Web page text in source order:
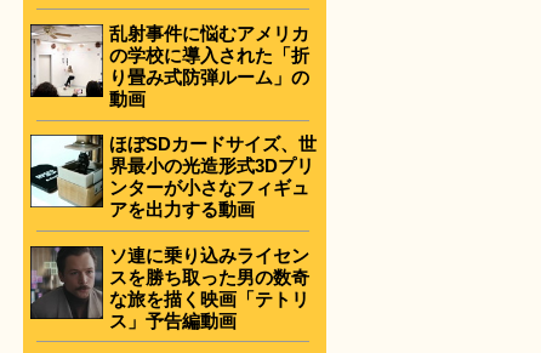
乱射事件に悩むアメリカ
の学校に導入された「折
り畳み式防弾ルーム」の
動画
ほぼSDカードサイズ、世
界最小の光造形式3Dプリ
ンターが小さなフィギュ
アを出力する動画
ソ連に乗り込みライセン
スを勝ち取った男の数奇
な旅を描く映画「テトリ
ス」予告編動画